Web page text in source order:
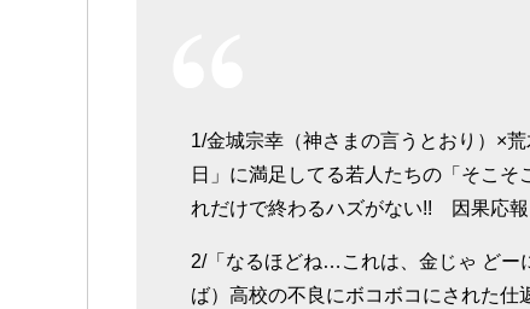
1/金城宗幸（神さまの言うとおり）×
日」に満足してる若人たちの「そこ
れだけで終わるハズがない!! 因果応
2/「なるほどね…これは、金じゃ どー
ば）高校の不良にボコボコにされた仕